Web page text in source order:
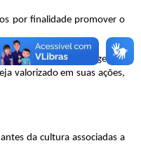
por finalidade promover o
mecanismos de gestão
valorizado em suas ações,
da cultura associadas a